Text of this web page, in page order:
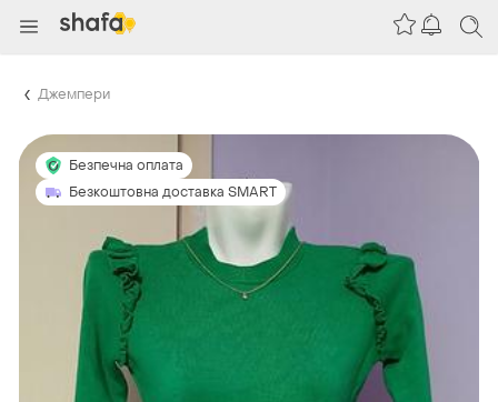
Джемпери
Безпечна оплата
Безкоштовна доставка SMART